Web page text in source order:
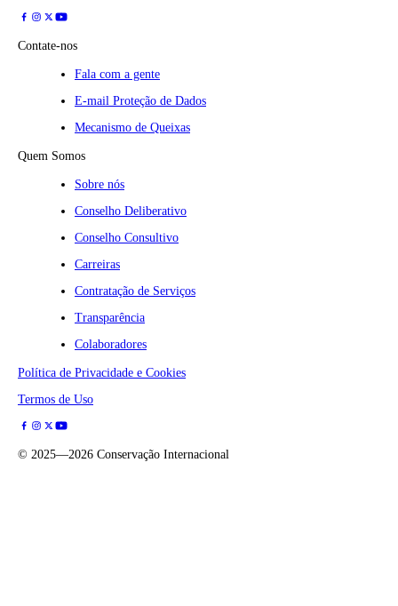
Contate-nos
Fala com a gente
E-mail Proteção de Dados
Mecanismo de Queixas
Quem Somos
Sobre nós
Conselho Deliberativo
Conselho Consultivo
Carreiras
Contratação de Serviços
Transparência
Colaboradores
Política de Privacidade e Cookies
Termos de Uso
© 2025—2026 Conservação Internacional